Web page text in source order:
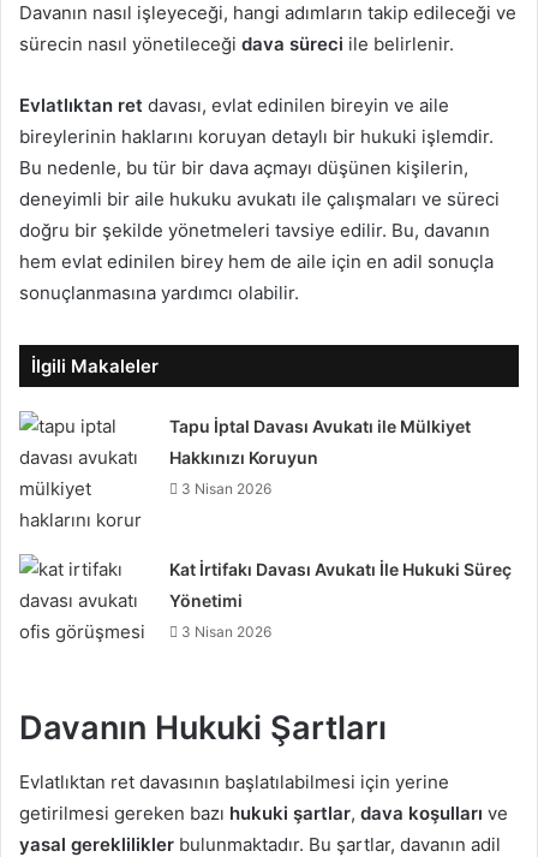
Davanın nasıl işleyeceği, hangi adımların takip edileceği ve
sürecin nasıl yönetileceği dava süreci ile belirlenir.
Evlatlıktan ret davası, evlat edinilen bireyin ve aile
bireylerinin haklarını koruyan detaylı bir hukuki işlemdir.
Bu nedenle, bu tür bir dava açmayı düşünen kişilerin,
deneyimli bir aile hukuku avukatı ile çalışmaları ve süreci
doğru bir şekilde yönetmeleri tavsiye edilir. Bu, davanın
hem evlat edinilen birey hem de aile için en adil sonuçla
sonuçlanmasına yardımcı olabilir.
İlgili Makaleler
Tapu İptal Davası Avukatı ile Mülkiyet
Hakkınızı Koruyun
3 Nisan 2026
Kat İrtifakı Davası Avukatı İle Hukuki Süreç
Yönetimi
3 Nisan 2026
Davanın Hukuki Şartları
Evlatlıktan ret davasının başlatılabilmesi için yerine
getirilmesi gereken bazı hukuki şartlar, dava koşulları ve
yasal gereklilikler bulunmaktadır. Bu şartlar, davanın adil